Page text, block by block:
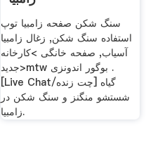
سنگ شکن صفحه زامبیا توپ
استفاده سنگ شکن, زغال زامبیا
آسیاب, صفحه خانگی >کارخانه
جدید>mtw بوگور اندونزی .
[Live Chat/چت زنده] گیاه
شستشو منگنز و سنگ شکن در
زامبیا.